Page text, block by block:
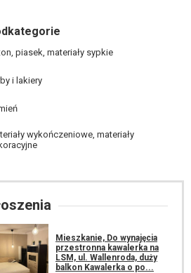
piasek, materiały sypkie
i lakiery
wykończeniowe, materiały
Mieszkanie, Do wynajęcia
przestronna kawalerka na
LSM, ul. Wallenroda, duży
balkon Kawalerka o po...